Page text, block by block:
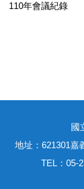
110年會議紀錄
國
地址：621301嘉
TEL：05-